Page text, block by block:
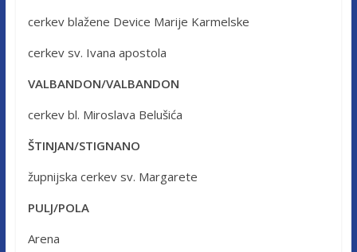
cerkev blažene Device Marije Karmelske
cerkev sv. Ivana apostola
VALBANDON/VALBANDON
cerkev bl. Miroslava Belušića
ŠTINJAN/STIGNANO
župnijska cerkev sv. Margarete
PULJ/POLA
Arena